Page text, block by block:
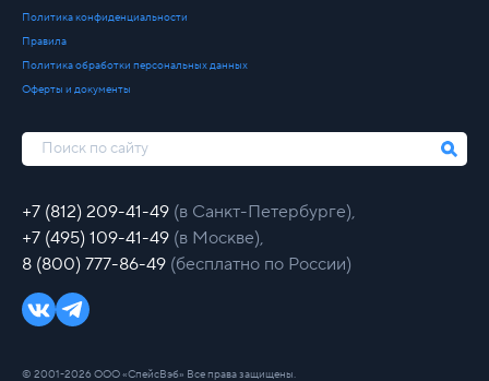
Политика конфиденциальности
Правила
Политика обработки персональных данных
Оферты и документы
+7 (812) 209-41-49 (в Санкт-Петербурге),
+7 (495) 109-41-49 (в Москве),
8 (800) 777-86-49 (бесплатно по России)
© 2001-2026 ООО «СпейсВэб» Все права защищены.